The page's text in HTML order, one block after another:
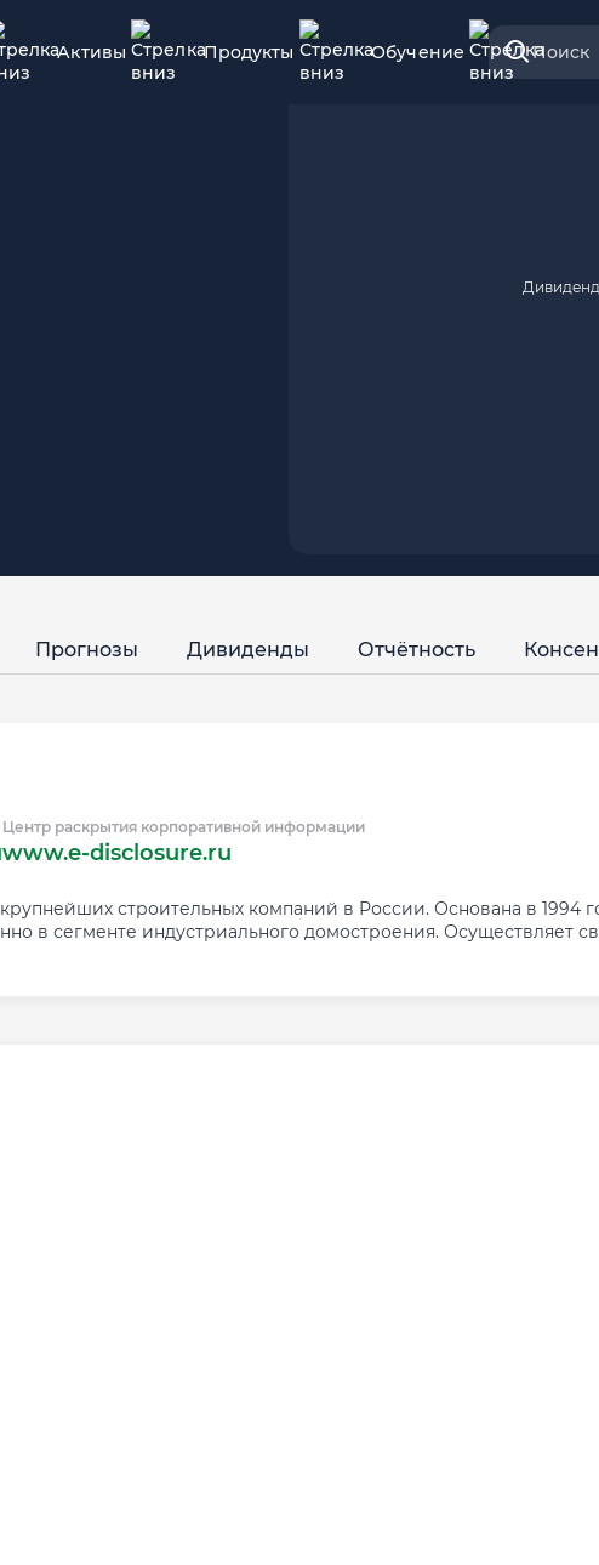
Активы Продукты Обучение Поиск
Прогнозы Дивиденды Отчётность
Центр раскрытия корпоративной информации
www.e-disclosure.ru
строительных компаний в России. Основана в 1994
в сегменте индустриального домостроения. Осуществляет